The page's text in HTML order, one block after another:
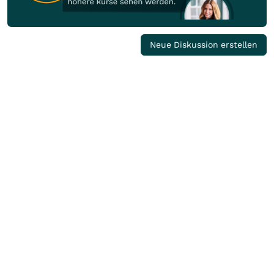
Neue Diskussion erstellen